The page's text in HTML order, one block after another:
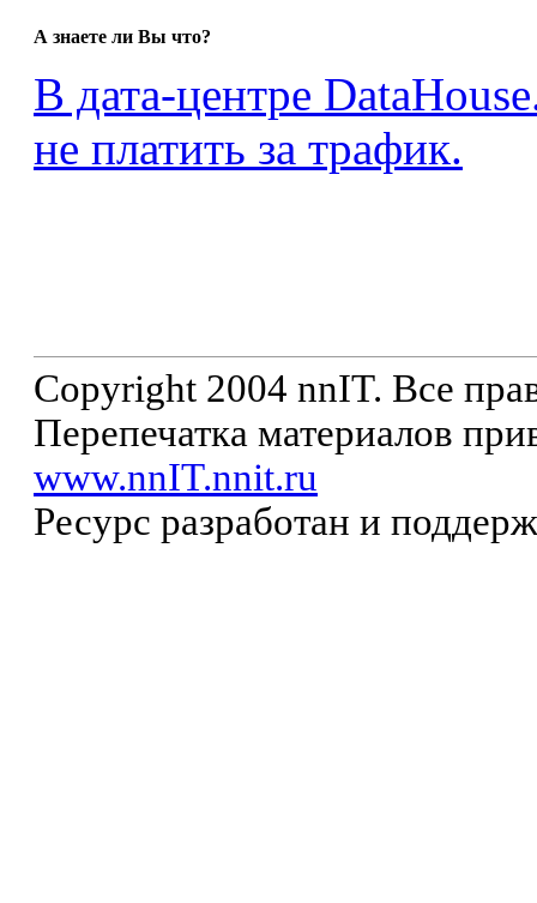
А знаете ли Вы что?
В дата-центре
не платить за трафик.
Copyright 2004 nnIT. Все
Перепечатка материалов
www.nnIT.nnit.ru
Ресурс разработан и